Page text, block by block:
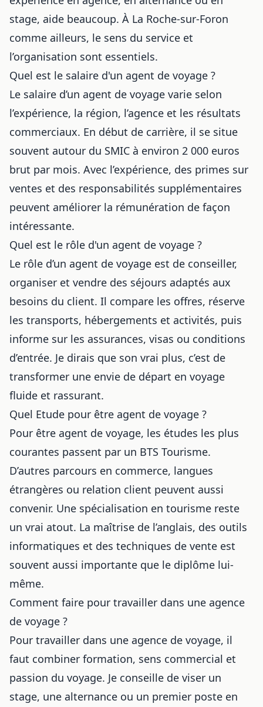
stage, aide beaucoup. À La Roche-sur-Foron
comme ailleurs, le sens du service et
l’organisation sont essentiels.
Quel est le salaire d'un agent de voyage ?
Le salaire d’un agent de voyage varie selon
l’expérience, la région, l’agence et les résultats
commerciaux. En début de carrière, il se situe
souvent autour du SMIC à environ 2 000 euros
brut par mois. Avec l’expérience, des primes sur
ventes et des responsabilités supplémentaires
peuvent améliorer la rémunération de façon
intéressante.
Quel est le rôle d'un agent de voyage ?
Le rôle d’un agent de voyage est de conseiller,
organiser et vendre des séjours adaptés aux
besoins du client. Il compare les offres, réserve
les transports, hébergements et activités, puis
informe sur les assurances, visas ou conditions
d’entrée. Je dirais que son vrai plus, c’est de
transformer une envie de départ en voyage
fluide et rassurant.
Quel Etude pour être agent de voyage ?
Pour être agent de voyage, les études les plus
courantes passent par un BTS Tourisme.
D’autres parcours en commerce, langues
étrangères ou relation client peuvent aussi
convenir. Une spécialisation en tourisme reste
un vrai atout. La maîtrise de l’anglais, des outils
informatiques et des techniques de vente est
souvent aussi importante que le diplôme lui-
même.
Comment faire pour travailler dans une agence
de voyage ?
Pour travailler dans une agence de voyage, il
faut combiner formation, sens commercial et
passion du voyage. Je conseille de viser un
stage, une alternance ou un premier poste en